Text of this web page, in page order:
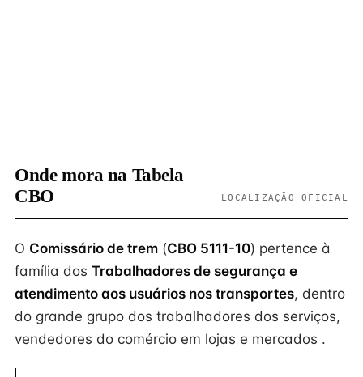
Onde mora na Tabela
CBO
LOCALIZAÇÃO OFICIAL
O Comissário de trem (CBO 5111-10) pertence à
família dos Trabalhadores de segurança e
atendimento aos usuários nos transportes, dentro
do grande grupo dos trabalhadores dos serviços,
vendedores do comércio em lojas e mercados .